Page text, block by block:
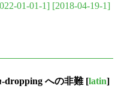
01-01-1] [2018-04-19-1]
-dropping への非難[latin]